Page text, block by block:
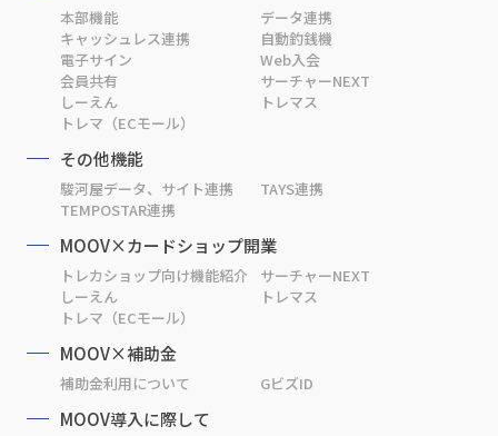
本部機能
データ連携
キャッシュレス連携
自動釣銭機
電子サイン
Web入会
会員共有
サーチャーNEXT
しーえん
トレマス
トレマ（ECモール）
その他機能
駿河屋データ、サイト連携
TAYS連携
TEMPOSTAR連携
MOOV×カードショップ開業
トレカショップ向け機能紹介
サーチャーNEXT
しーえん
トレマス
トレマ（ECモール）
MOOV×補助金
補助金利用について GビズID
MOOV導入に際して